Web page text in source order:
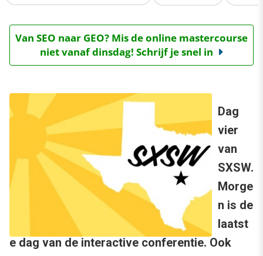
Van SEO naar GEO? Mis de online mastercourse
niet vanaf dinsdag! Schrijf je snel in
Dag
vier
van
SXSW.
Morge
n is de
laatst
e dag van de interactive conferentie. Ook